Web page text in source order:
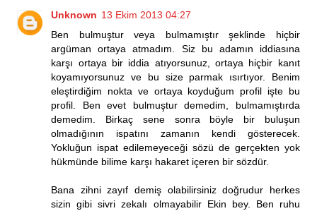
Unknown 13 Ekim 2013 04:27
Ben bulmuştur veya bulmamıştır şeklinde hiçbir
argüman ortaya atmadım. Siz bu adamın iddiasına
karşı ortaya bir iddia atıyorsunuz, ortaya hiçbir kanıt
koyamıyorsunuz ve bu size parmak ısırtıyor. Benim
eleştirdiğim nokta ve ortaya koyduğum profil işte bu
profil. Ben evet bulmuştur demedim, bulmamıştırda
demedim. Birkaç sene sonra böyle bir buluşun
olmadığının ispatını zamanın kendi gösterecek.
Yokluğun ispat edilemeyeceği sözü de gerçekten yok
hükmünde bilime karşı hakaret içeren bir sözdür.
Bana zihni zayıf demiş olabilirsiniz doğrudur herkes
sizin gibi sivri zekalı olmayabilir Ekin bey. Ben ruhu